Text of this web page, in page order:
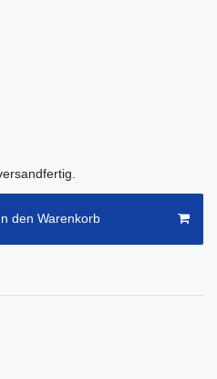
den Warenkorb